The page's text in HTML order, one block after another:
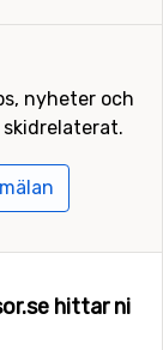
nyheter och
hittar ni